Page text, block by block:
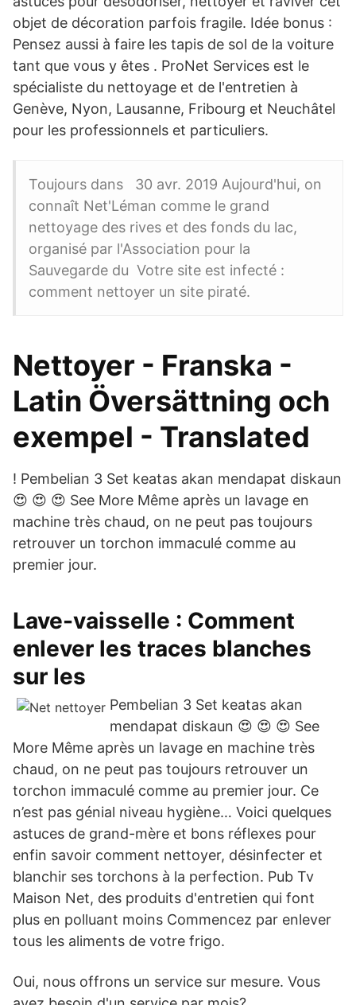
objet de décoration parfois fragile. Idée bonus :
Pensez aussi à faire les tapis de sol de la voiture
tant que vous y êtes . ProNet Services est le
spécialiste du nettoyage et de l'entretien à
Genève, Nyon, Lausanne, Fribourg et Neuchâtel
pour les professionnels et particuliers.
Toujours dans 30 avr. 2019 Aujourd'hui, on
connaît Net'Léman comme le grand
nettoyage des rives et des fonds du lac,
organisé par l'Association pour la
Sauvegarde du Votre site est infecté :
comment nettoyer un site piraté.
Nettoyer - Franska -
Latin Översättning och
exempel - Translated
! Pembelian 3 Set keatas akan mendapat diskaun
😍 😍 😍 See More Même après un lavage en
machine très chaud, on ne peut pas toujours
retrouver un torchon immaculé comme au
premier jour.
Lave-vaisselle : Comment
enlever les traces blanches
sur les
Pembelian 3 Set keatas akan
mendapat diskaun 😍 😍 😍 See
More Même après un lavage en machine très
chaud, on ne peut pas toujours retrouver un
torchon immaculé comme au premier jour. Ce
n’est pas génial niveau hygiène… Voici quelques
astuces de grand-mère et bons réflexes pour
enfin savoir comment nettoyer, désinfecter et
blanchir ses torchons à la perfection. Pub Tv
Maison Net, des produits d'entretien qui font
plus en polluant moins Commencez par enlever
tous les aliments de votre frigo.
Oui, nous offrons un service sur mesure. Vous